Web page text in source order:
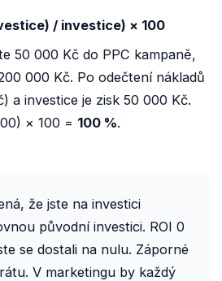
/ investice) × 100
50 000 Kč do PPC kampaně,
000 Kč. Po odečtení nákladů
a investice je zisk 50 000 Kč.
× 100 = 100 %.
že jste na investici
původní investici. ROI 0
se dostali na nulu. Záporné
V marketingu by každý